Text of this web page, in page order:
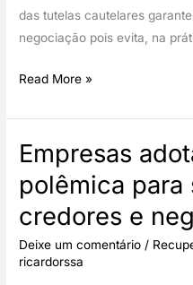
das tutelas cautelares
negociação pois evita, na
Valor
–
Recuperação
judicial:
Empresas
adotam
legal
Read More »
Empresas
polêmica
credores e
Deixe um comentário /
ricardorssa